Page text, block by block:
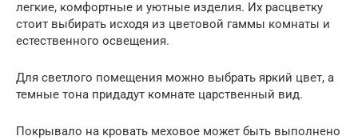
легкие, комфортные и уютные изделия. Их расцветку
стоит выбирать исходя из цветовой гаммы комнаты и
естественного освещения.
Для светлого помещения можно выбрать яркий цвет, а
темные тона придадут комнате царственный вид.
Покрывало на кровать меховое может быть выполнено